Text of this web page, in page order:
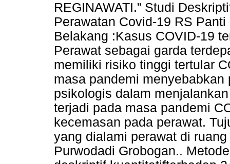
REGINAWATI.” Studi
Perawatan Covid-19 RS
Belakang :Kasus COVID-19
Perawat sebagai garda
memiliki risiko tinggi tertular
masa pandemi
psikologis dalam
terjadi pada masa pandemi
kecemasan pada perawat.
yang dialami perawat di
Purwodadi Grobogan..